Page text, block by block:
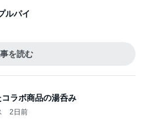
ルパイ
を読む
ラボ商品の湯呑み
2日前